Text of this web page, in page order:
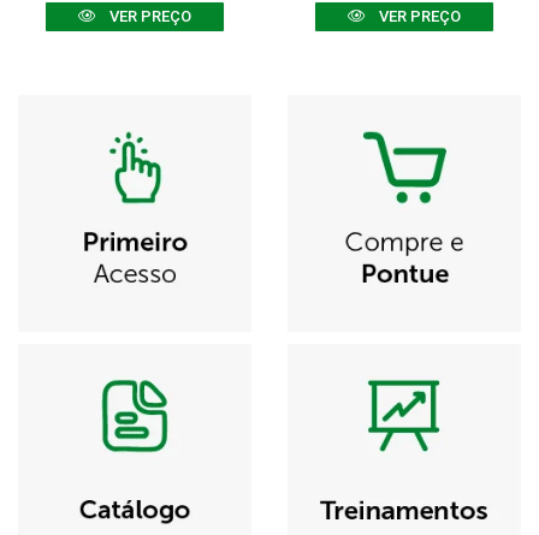
VER PREÇO VER PREÇO